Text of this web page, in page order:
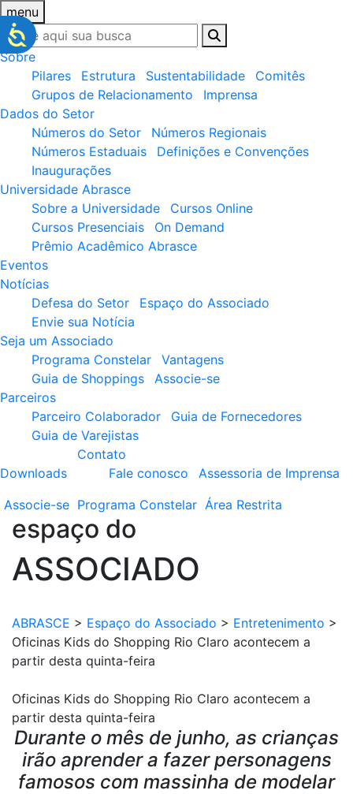
menu
Sobre
Pilares
Estrutura Sustentabilidade
Comitês
Grupos de Relacionamento
Imprensa
Dados do Setor
Números do Setor
Números Regionais
Números Estaduais
Definições e Convenções
Inaugurações
Universidade Abrasce
Sobre a Universidade
Cursos Online
Cursos Presenciais
On Demand
Prêmio Acadêmico Abrasce
Eventos
Notícias
Defesa do Setor
Espaço do Associado
Envie sua Notícia
Seja um Associado
Programa Constelar
Vantagens
Guia de Shoppings
Associe-se
Parceiros
Parceiro Colaborador
Guia de Fornecedores
Guia de Varejistas
Downloads
Contato
Fale conosco
Assessoria de Imprensa
Associe-se Programa Constelar Área Restrita
espaço do
ASSOCIADO
ABRASCE > Espaço do Associado > Entretenimento >
Oficinas Kids do Shopping Rio Claro acontecem a
partir desta quinta-feira
Oficinas Kids do Shopping Rio Claro acontecem a
partir desta quinta-feira
Durante o mês de junho, as crianças
irão aprender a fazer personagens
famosos com massinha de modelar